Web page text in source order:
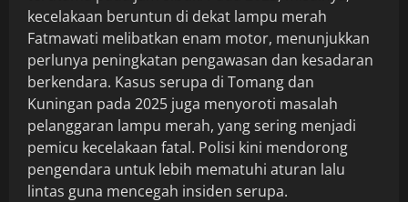
kecelakaan beruntun di dekat lampu merah
Fatmawati melibatkan enam motor, menunjukkan
perlunya peningkatan pengawasan dan kesadaran
berkendara. Kasus serupa di Tomang dan
Kuningan pada 2025 juga menyoroti masalah
pelanggaran lampu merah, yang sering menjadi
pemicu kecelakaan fatal. Polisi kini mendorong
pengendara untuk lebih mematuhi aturan lalu
lintas guna mencegah insiden serupa.